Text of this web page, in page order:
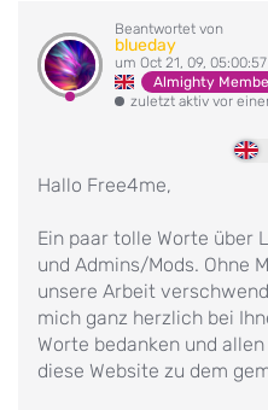
Beantwortet von
blueday
um Oct 21, 09, 05:00:57
Almighty
zuletzt aktiv vor
Hallo Free4me,
Ein paar tolle Worte über
und Admins/Mods. Ohne
unsere Arbeit
mich ganz herzlich bei
Worte bedanken und
diese Website zu dem